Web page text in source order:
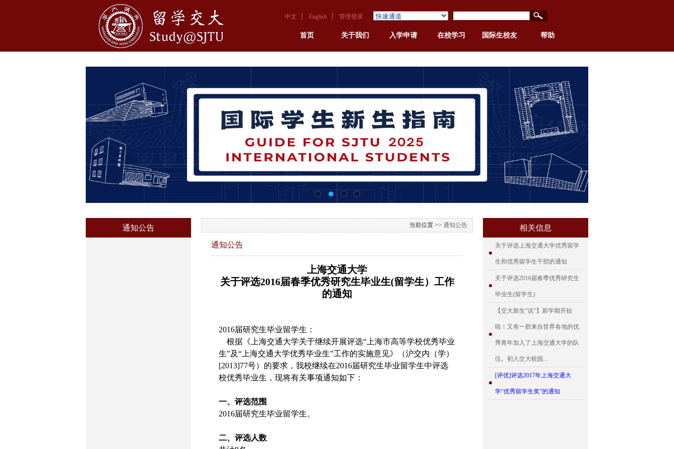
中文 English 管理登录
首页 关于我们 入学申请 在校学习 国际生校友 帮助
通知公告 当前位置 >> 通知公告
通知公告
上海交通大学
关于评选2016届春季优秀研究生毕业生(留学生）工作
的通知
2016届研究生毕业留学生：
根据《上海交通大学关于继续开展评选“上海市高等学校优秀毕业
生”及“上海交通大学优秀毕业生”工作的实施意见》（沪交内（学）
[2013]77号）的要求，我校继续在2016届研究生毕业留学生中评选
校优秀毕业生，现将有关事项通知如下：
一、评选范围
2016届研究生毕业留学生。
二、评选人数
相关信息
关于评选上海交通大学优秀留学
生和优秀留学生干部的通知
关于评选2016届春季优秀研究生
毕业生(留学生)
【交大新生“说”】新学期开始
啦！又有一群来自世界各地的优
秀青年加入了上海交通大学的队
伍。初入交大校园...
[评优]评选2017年上海交通大
学“优秀留学生奖”的通知